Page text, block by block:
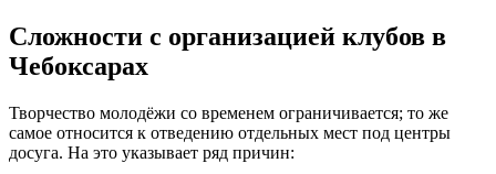
Сложности с организацией клубов в
Чебоксарах
Творчество молодёжи со временем ограничивается; то же
самое относится к отведению отдельных мест под центры
досуга. На это указывает ряд причин: